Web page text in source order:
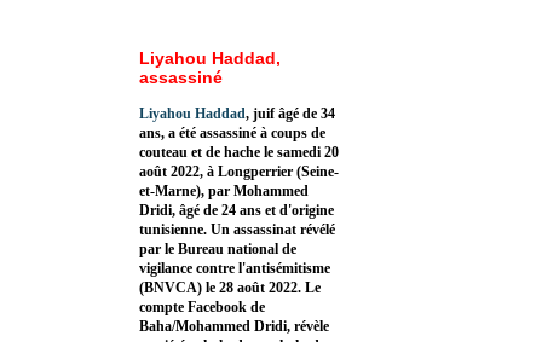
Liyahou Haddad,
assassiné
Liyahou Haddad, juif âgé de 34
ans, a été assassiné à coups de
couteau et de hache le samedi 20
août 2022, à Longperrier (Seine-
et-Marne), par Mohammed
Dridi, âgé de 24 ans et d'origine
tunisienne. Un assassinat révélé
par le Bureau national de
vigilance contre l'antisémitisme
(BNVCA) le 28 août 2022. Le
compte Facebook de
Baha/Mohammed Dridi, révèle